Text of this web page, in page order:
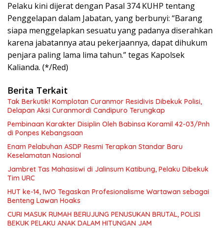
Pelaku kini dijerat dengan Pasal 374 KUHP tentang
Penggelapan dalam Jabatan, yang berbunyi: “Barang
siapa menggelapkan sesuatu yang padanya diserahkan
karena jabatannya atau pekerjaannya, dapat dihukum
penjara paling lama lima tahun.” tegas Kapolsek
Kalianda. (*/Red)
Berita Terkait
Tak Berkutik! Komplotan Curanmor Residivis Dibekuk Polisi,
Delapan Aksi Curanmordi Candipuro Terungkap
Pembinaan Karakter Disiplin Oleh Babinsa Koramil 42-03/Pnh
di Ponpes Kebangsaan
Enam Pelabuhan ASDP Resmi Terapkan Standar Baru
Keselamatan Nasional
Jambret Tas Mahasiswi di Jalinsum Katibung, Pelaku Dibekuk
Tim URC
HUT ke-14, IWO Tegaskan Profesionalisme Wartawan sebagai
Benteng Lawan Hoaks ‎
CURI MASUK RUMAH BERUJUNG PENUSUKAN BRUTAL, POLISI
BEKUK PELAKU ANAK DALAM HITUNGAN JAM